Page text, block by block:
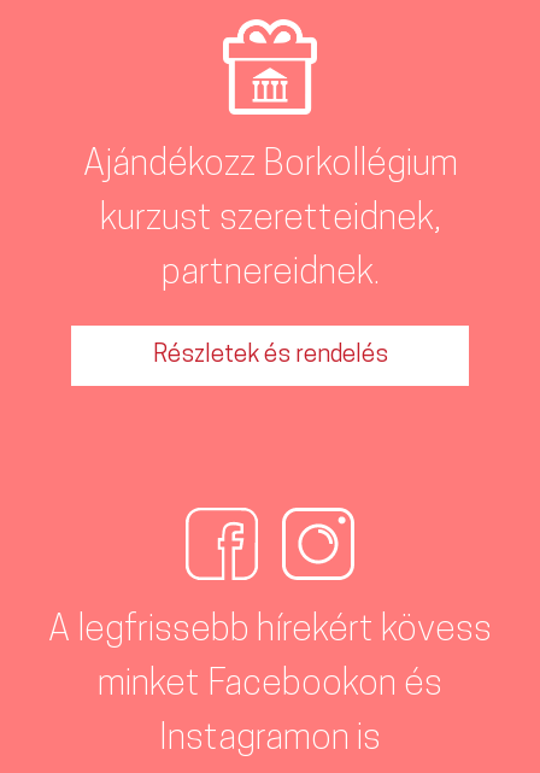
Ajándékozz Borkollégium
kurzust szeretteidnek,
partnereidnek.
Részletek és rendelés
A legfrissebb hírekért kövess
minket Facebookon és
Instagramon is